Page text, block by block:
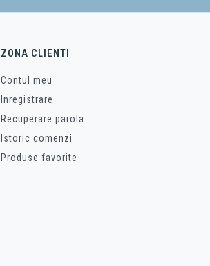
ZONA CLIENTI
Contul meu
Inregistrare
Recuperare parola
Istoric comenzi
Produse favorite